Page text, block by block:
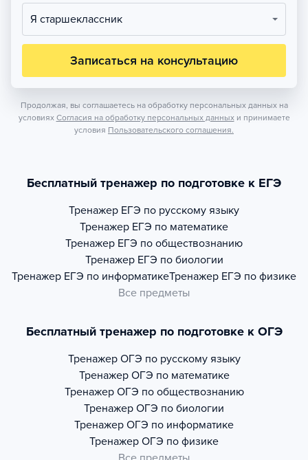
Я старшеклассник
Записаться на консультацию
Продолжая, вы соглашаетесь на обработку персональных данных на
условиях Согласия на обработку персональных данных и принимаете
условия Пользовательского соглашения.
Бесплатный тренажер по подготовке к ЕГЭ
Тренажер ЕГЭ по русскому языку
Тренажер ЕГЭ по математике
Тренажер ЕГЭ по обществознанию
Тренажер ЕГЭ по биологии
Тренажер ЕГЭ по информатикеТренажер ЕГЭ по физике
Все предметы
Бесплатный тренажер по подготовке к ОГЭ
Тренажер ОГЭ по русскому языку
Тренажер ОГЭ по математике
Тренажер ОГЭ по обществознанию
Тренажер ОГЭ по биологии
Тренажер ОГЭ по информатике
Тренажер ОГЭ по физике